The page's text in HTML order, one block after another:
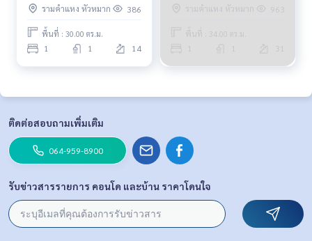
8900รามคำแหง หัวหมาก 386
พื้นที่ : 30.00 ตร.ม.
1 1 14
รามคำแหง หัวหมาก 963
พื้นที่ : 34.00 ตร.ม.
ติดต่อสอบถามเพิ่มเติม
064-959-8900
รับข่าวสารรายการ คอนโด และบ้าน ราคาโดนใจ